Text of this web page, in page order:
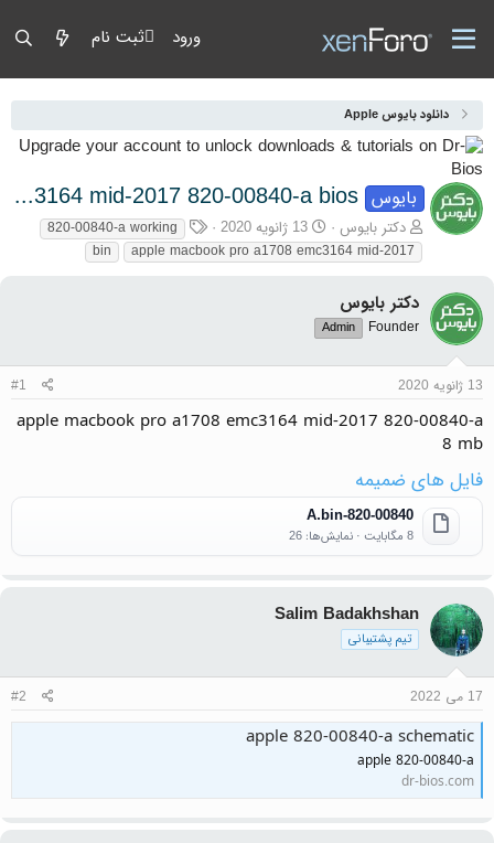
ورود ثبت نام
دانلود بایوس Apple
بایوس apple macbook pro a1708 emc3164 mid-2017 820-00840-a bios
آغازگر گفتمان
دکتر بایوس تاریخ شروع
13 ژانویه 2020 برچسب‌ها
820-00840-a working
apple macbook pro a1708 emc3164 mid-2017
bin
دکتر بایوس
Founder
Admin
13 ژانویه 2020 #1
apple macbook pro a1708 emc3164 mid-2017 820-00840-a
8 mb
فایل های ضمیمه
820-00840-A.bin
8 مگابایت · نمایش‌ها: 26
Salim Badakhshan
تیم پشتیبانی
17 می 2022 #2
apple 820-00840-a schematic
apple 820-00840-a
dr-bios.com